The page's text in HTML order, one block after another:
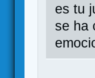
es tu
se ha